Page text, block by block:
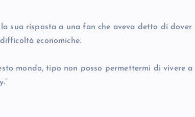
sua risposta a una fan che aveva detto di dover
economiche.
mondo, tipo non posso permettermi di vivere a